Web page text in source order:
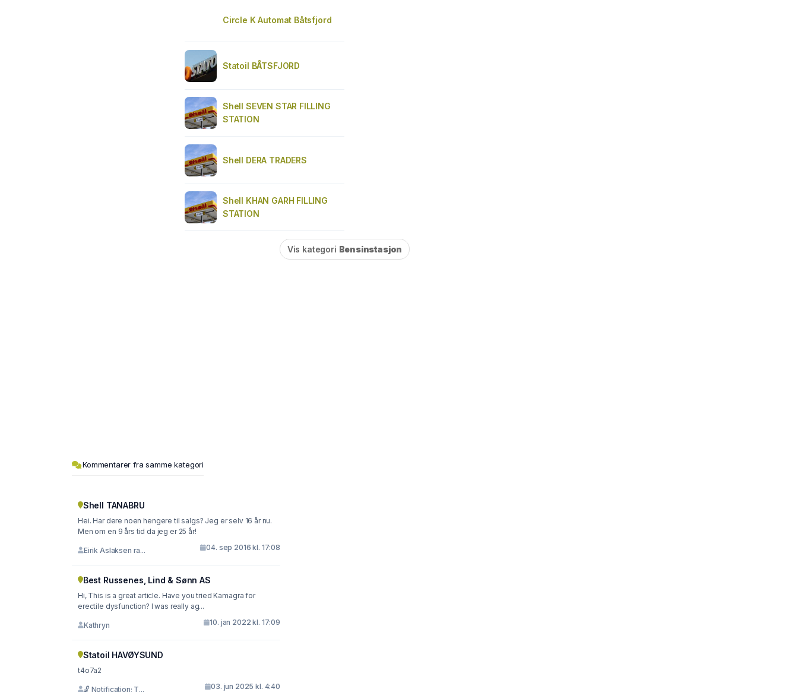
Circle K Automat Båtsfjord
Statoil BÅTSFJORD
Shell SEVEN STAR FILLING
STATION
Shell DERA TRADERS
Shell KHAN GARH FILLING
STATION
Vis kategori Bensinstasjon
Kommentarer fra samme kategori
Shell TANABRU
Hei. Har dere noen hengere til salgs? Jeg er selv 16 år nu.
Men om en 9 års tid da jeg er 25 år!
Eirik Aslaksen ra... 04. sep 2016 kl. 17:08
Best Russenes, Lind & Sønn AS
Hi, This is a great article. Have you tried Kamagra for
erectile dysfunction? I was really ag...
Kathryn 10. jan 2022 kl. 17:09
Statoil HAVØYSUND
t4o7a2
🔓 Notification; T... 03. jun 2025 kl. 4:40